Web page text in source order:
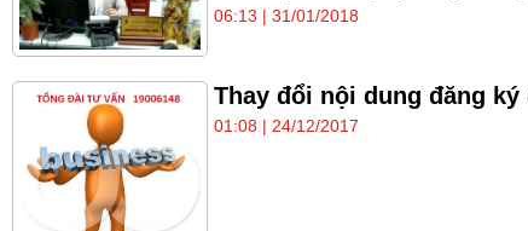
06:13 | 31/01/2018
Thay đổi nội dung đăng
01:08 | 24/12/2017